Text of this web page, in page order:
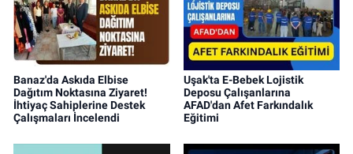
Banaz'da Askıda Elbise
Dağıtım Noktasına Ziyaret!
İhtiyaç Sahiplerine Destek
Çalışmaları İncelendi
Uşak'ta E-Bebek Lojistik
Deposu Çalışanlarına
AFAD'dan Afet Farkındalık
Eğitimi